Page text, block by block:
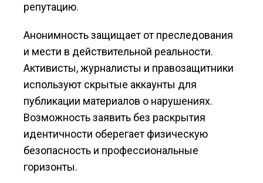
репутацию.
Анонимность защищает от преследования
и мести в действительной реальности.
Активисты, журналисты и правозащитники
используют скрытые аккаунты для
публикации материалов о нарушениях.
Возможность заявить без раскрытия
идентичности оберегает физическую
безопасность и профессиональные
горизонты.